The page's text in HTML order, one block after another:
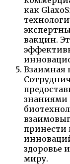
как
вакцин.
Взаимная
знаниями
принести
здоровье
миру.